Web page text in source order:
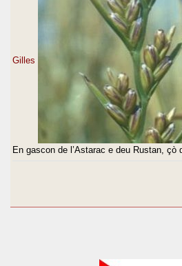
Gilles
En gascon de l’Astarac e deu Rustan, çò